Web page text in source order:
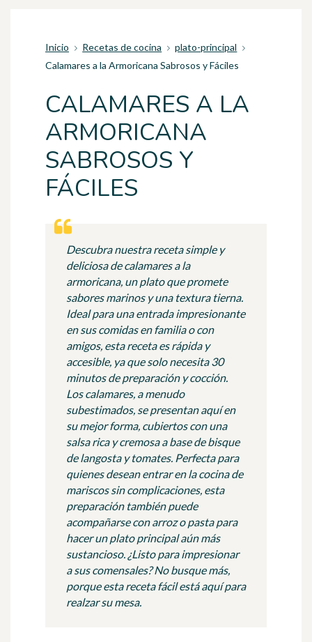
Inicio Recetas de cocina
plato-principal
Calamares a la Armoricana Sabrosos y Fáciles
CALAMARES A LA
ARMORICANA
SABROSOS Y
FÁCILES
Descubra nuestra receta simple y
deliciosa de calamares a la
armoricana, un plato que promete
sabores marinos y una textura tierna.
Ideal para una entrada impresionante
en sus comidas en familia o con
amigos, esta receta es rápida y
accesible, ya que solo necesita 30
minutos de preparación y cocción.
Los calamares, a menudo
subestimados, se presentan aquí en
su mejor forma, cubiertos con una
salsa rica y cremosa a base de bisque
de langosta y tomates. Perfecta para
quienes desean entrar en la cocina de
mariscos sin complicaciones, esta
preparación también puede
acompañarse con arroz o pasta para
hacer un plato principal aún más
sustancioso. ¿Listo para impresionar
a sus comensales? No busque más,
porque esta receta fácil está aquí para
realzar su mesa.